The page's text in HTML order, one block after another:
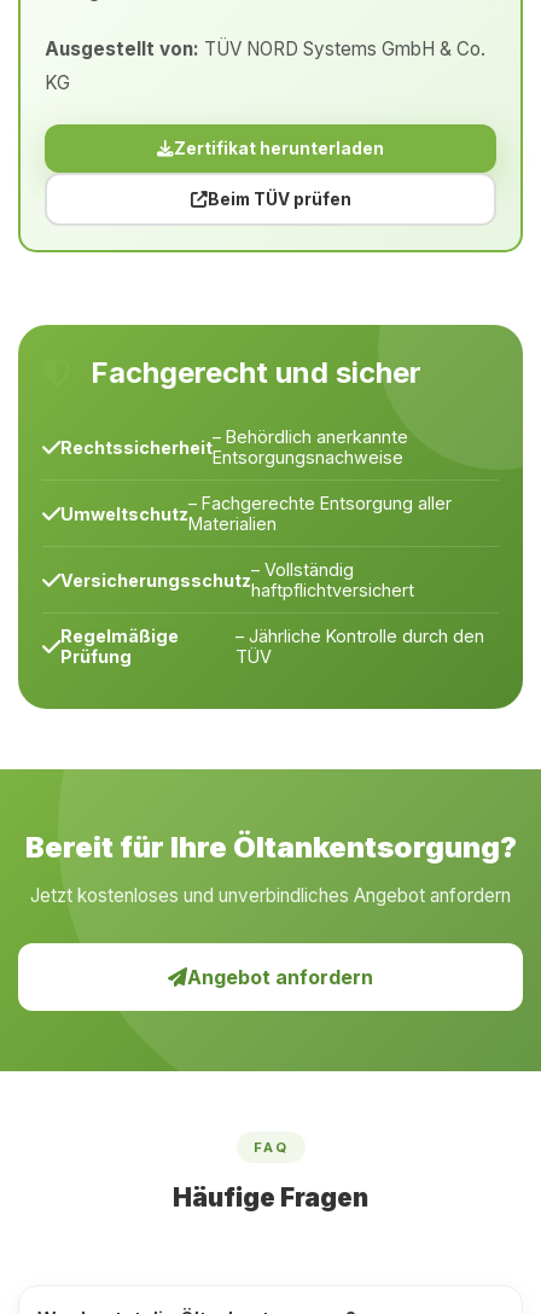
Ausgestellt von: TÜV NORD Systems GmbH & Co.
KG
Zertifikat herunterladen
Beim TÜV prüfen
Fachgerecht und sicher
Rechtssicherheit– Behördlich anerkannte
Entsorgungsnachweise
Umweltschutz– Fachgerechte Entsorgung aller
Materialien
Versicherungsschutz– Vollständig
haftpflichtversichert
Regelmäßige
Prüfung
– Jährliche Kontrolle durch den
TÜV
Bereit für Ihre Öltankentsorgung?
Jetzt kostenloses und unverbindliches Angebot anfordern
Angebot anfordern
FAQ
Häufige Fragen